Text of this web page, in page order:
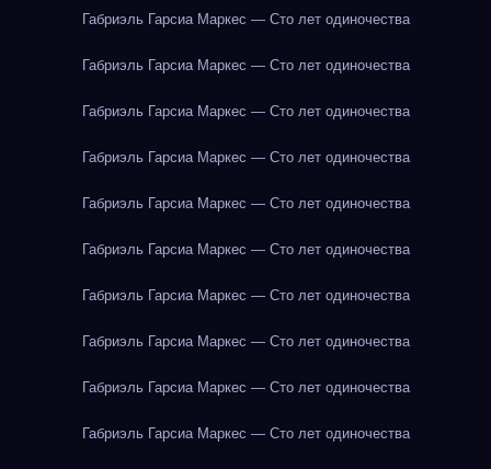
Габриэль Гарсиа Маркес — Сто лет одиночества
Габриэль Гарсиа Маркес — Сто лет одиночества
Габриэль Гарсиа Маркес — Сто лет одиночества
Габриэль Гарсиа Маркес — Сто лет одиночества
Габриэль Гарсиа Маркес — Сто лет одиночества
Габриэль Гарсиа Маркес — Сто лет одиночества
Габриэль Гарсиа Маркес — Сто лет одиночества
Габриэль Гарсиа Маркес — Сто лет одиночества
Габриэль Гарсиа Маркес — Сто лет одиночества
Габриэль Гарсиа Маркес — Сто лет одиночества